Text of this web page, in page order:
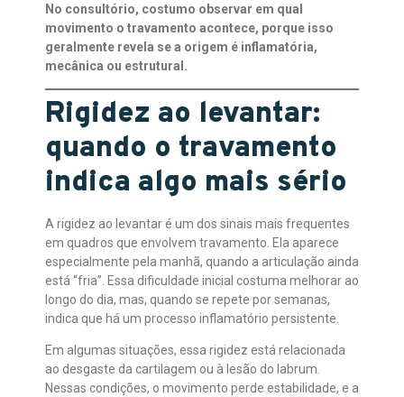
No consultório, costumo observar em qual
movimento o travamento acontece, porque isso
geralmente revela se a origem é inflamatória,
mecânica ou estrutural.
Rigidez ao levantar:
quando o travamento
indica algo mais sério
A rigidez ao levantar é um dos sinais mais frequentes
em quadros que envolvem travamento. Ela aparece
especialmente pela manhã, quando a articulação ainda
está “fria”. Essa dificuldade inicial costuma melhorar ao
longo do dia, mas, quando se repete por semanas,
indica que há um processo inflamatório persistente.
Em algumas situações, essa rigidez está relacionada
ao desgaste da cartilagem ou à lesão do labrum.
Nessas condições, o movimento perde estabilidade, e a